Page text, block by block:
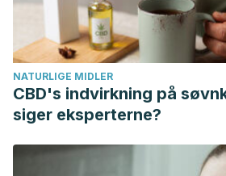
NATURLIGE MIDLER
CBD's indvirkning på
siger eksperterne?